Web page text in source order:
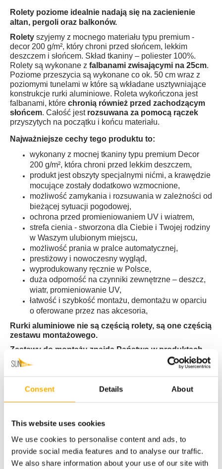
Consent Details About
This website uses cookies
We use cookies to personalise content and ads, to
provide social media features and to analyse our traffic.
We also share information about your use of our site with
Rolety poziome idealnie nadają się na zacienienie
altan, pergoli oraz balkonów.
Rolety szyjemy z mocnego materiału typu premium -
decor 200 g/m², który chroni przed słońcem, lekkim
deszczem i słońcem. Skład tkaniny – poliester 100%.
Rolety są wykonane z falbanami zwisającymi na 25cm.
Poziome przeszycia są wykonane co ok. 50 cm wraz z
poziomymi tunelami w które są wkładane usztywniające
konstrukcje rurki aluminiowe. Roleta wykończona jest
falbanami, które chronią również przed zachodzącym
słońcem. Całość jest rozsuwana za pomocą rączek
przyszytych na początku i końcu materiału.
Najważniejsze cechy tego produktu to:
wykonany z mocnej tkaniny typu premium Decor
200 g/m², która chroni przed lekkim deszczem,
produkt jest obszyty specjalnymi nićmi, a krawędzie
mocujące zostały dodatkowo wzmocnione,
możliwość zamykania i rozsuwania w zależności od
bieżącej sytuacji pogodowej,
ochrona przed promieniowaniem UV i wiatrem,
strefa cienia - stworzona dla Ciebie i Twojej rodziny
w Waszym ulubionym miejscu,
możliwość prania w pralce automatycznej,
prestiżowy i nowoczesny wygląd,
wyprodukowany ręcznie w Polsce,
duża odporność na czynniki zewnętrzne – deszcz,
wiatr, promieniowanie UV,
łatwość i szybkość montażu, demontażu w oparciu
o oferowane przez nas akcesoria,
Rurki aluminiowe nie są częścią rolety, są one częścią
zestawu montażowego.
Zestawy do montażu znajdą Państwo w produktach
powiązanych